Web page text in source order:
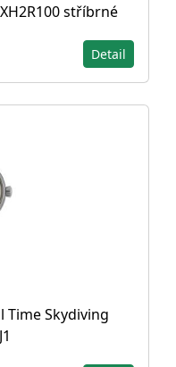
stříbrné
Detail
Time Skydiving